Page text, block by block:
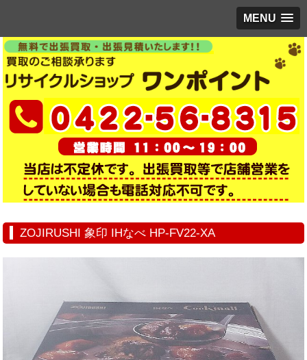
MENU
ZOJIRUSHI 象印 IHなべ HP-FV22-XA